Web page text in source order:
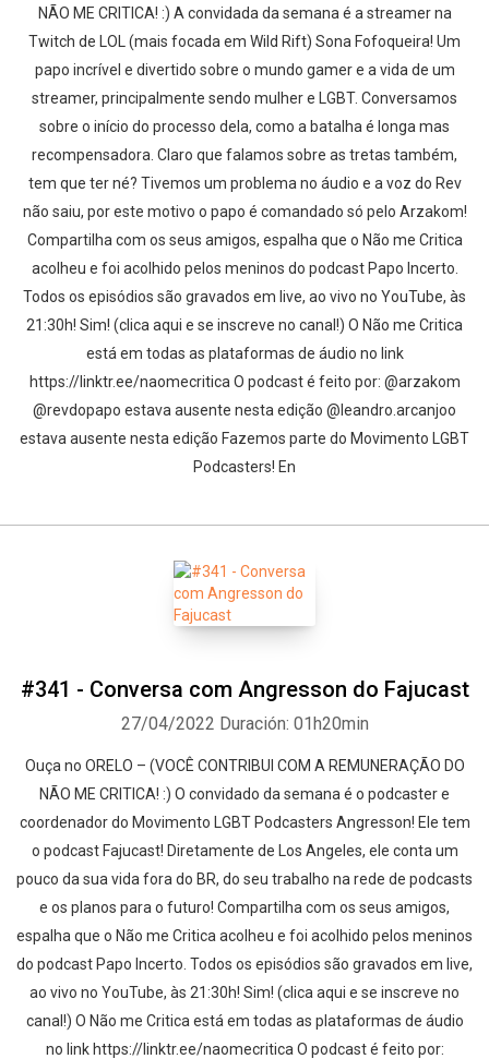
NÃO ME CRITICA! :) A convidada da semana é a streamer na
Twitch de LOL (mais focada em Wild Rift) Sona Fofoqueira! Um
papo incrível e divertido sobre o mundo gamer e a vida de um
streamer, principalmente sendo mulher e LGBT. Conversamos
sobre o início do processo dela, como a batalha é longa mas
recompensadora. Claro que falamos sobre as tretas também,
tem que ter né? Tivemos um problema no áudio e a voz do Rev
não saiu, por este motivo o papo é comandado só pelo Arzakom!
Compartilha com os seus amigos, espalha que o Não me Critica
acolheu e foi acolhido pelos meninos do podcast Papo Incerto.
Todos os episódios são gravados em live, ao vivo no YouTube, às
21:30h! Sim! (clica aqui e se inscreve no canal!) O Não me Critica
está em todas as plataformas de áudio no link
https://linktr.ee/naomecritica O podcast é feito por: @arzakom
@revdopapo estava ausente nesta edição @leandro.arcanjoo
estava ausente nesta edição Fazemos parte do Movimento LGBT
Podcasters! En
#341 - Conversa com Angresson do Fajucast
27/04/2022 Duración: 01h20min
Ouça no ORELO – (VOCÊ CONTRIBUI COM A REMUNERAÇÃO DO
NÃO ME CRITICA! :) O convidado da semana é o podcaster e
coordenador do Movimento LGBT Podcasters Angresson! Ele tem
o podcast Fajucast! Diretamente de Los Angeles, ele conta um
pouco da sua vida fora do BR, do seu trabalho na rede de podcasts
e os planos para o futuro! Compartilha com os seus amigos,
espalha que o Não me Critica acolheu e foi acolhido pelos meninos
do podcast Papo Incerto. Todos os episódios são gravados em live,
ao vivo no YouTube, às 21:30h! Sim! (clica aqui e se inscreve no
canal!) O Não me Critica está em todas as plataformas de áudio
no link https://linktr.ee/naomecritica O podcast é feito por: